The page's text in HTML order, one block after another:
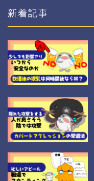
新着記事